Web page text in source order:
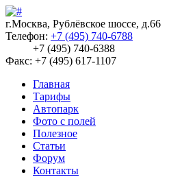
г.Москва, Рублёвское шоссе, д.66
Телефон: +7 (495) 740-6788
+7 (495) 740-6388
Факс: +7 (495) 617-1107
Главная
Тарифы
Автопарк
Фото с полей
Полезное
Статьи
Форум
Контакты